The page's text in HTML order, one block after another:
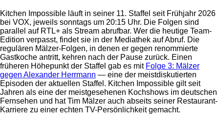
Kitchen Impossible läuft in seiner 11. Staffel seit Frühjahr 2026
bei VOX, jeweils sonntags um 20:15 Uhr. Die Folgen sind
parallel auf RTL+ als Stream abrufbar. Wer die heutige Team-
Edition verpasst, findet sie in der Mediathek auf Abruf. Die
regulären Mälzer-Folgen, in denen er gegen renommierte
Gastkoche antritt, kehren nach der Pause zurück. Einen
früheren Höhepunkt der Staffel gab es mit Folge 3: Mälzer
gegen Alexander Herrmann — eine der meistdiskutierten
Episoden der aktuellen Staffel. Kitchen Impossible gilt seit
Jahren als eine der meistgesehenen Kochshows im deutschen
Fernsehen und hat Tim Mälzer auch abseits seiner Restaurant-
Karriere zu einer echten TV-Persönlichkeit gemacht.